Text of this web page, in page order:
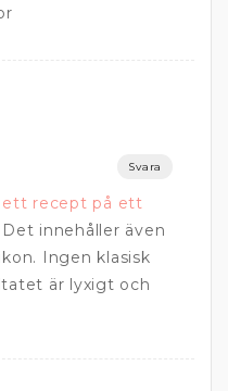
Svara
ett recept på ett
Det innehåller även
Ingen klasisk
är lyxigt och